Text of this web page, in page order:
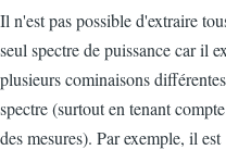
Il n'est pas possible d'extraire
seul spectre de puissance car il
plusieurs cominaisons
spectre (surtout en tenant
des mesures). Par exemple, il